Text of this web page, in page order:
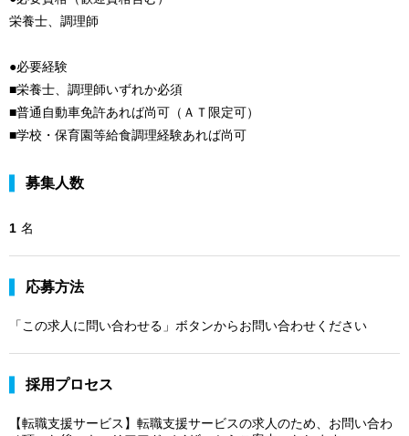
栄養士、調理師
●必要経験
■栄養士、調理師いずれか必須
■普通自動車免許あれば尚可（ＡＴ限定可）
■学校・保育園等給食調理経験あれば尚可
募集人数
1 名
応募方法
「この求人に問い合わせる」ボタンからお問い合わせください
採用プロセス
【転職支援サービス】転職支援サービスの求人のため、お問い合わ